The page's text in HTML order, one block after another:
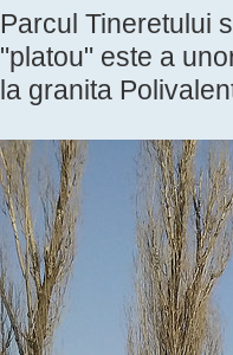
Parcul Tineretului
"platou" este a
la granita